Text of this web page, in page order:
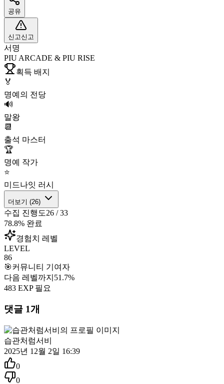
공유
신고신고
서명
PIU ARCADE & PIU RISE
획득 배지
🏅
명예의 전당
🔊
말왕
📆
출석 마스터
🏆
명예 작가
⭐
미드나잇 러시
더보기 (26)
수집 진행도26 /33
78.8% 완료
경험치 레벨
LEVEL
86
🎯커뮤니티 기여자
다음 레벨까지 51.7%
483 EXP 필요
댓글 1개
습관처럼서비
2025년 12월 2일 16:39
0
0